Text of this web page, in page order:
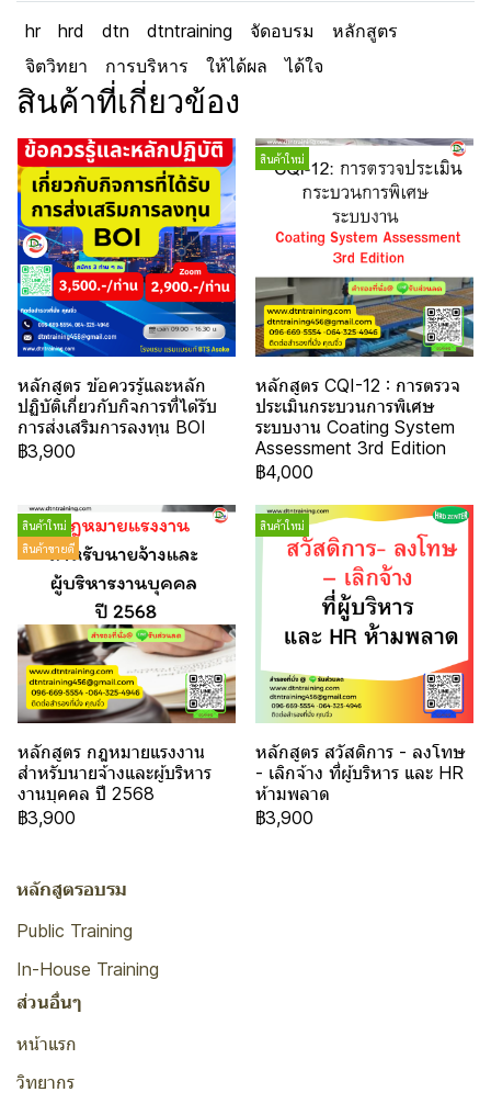
hr hrd dtn dtntraining จัดอบรม
หลักสูตร
จิตวิทยา
การบริหาร ให้ได้ผล ได้ใจ
สินค้าที่เกี่ยวข้อง
หลักสูตร ข้อควรรู้และหลัก
ปฏิบัติเกี่ยวกับกิจการที่ได้รับ
การส่งเสริมการลงทุน BOI
฿3,900
สินค้าใหม่
หลักสูตร CQI-12 : การตรวจ
ประเมินกระบวนการพิเศษ
ระบบงาน Coating System
Assessment 3rd Edition
฿4,000
สินค้าใหม่
สินค้าขายดี
หลักสูตร กฎหมายแรงงาน
สำหรับนายจ้างและผู้บริหาร
งานบุคคล ปี 2568
฿3,900
สินค้าใหม่
หลักสูตร สวัสดิการ - ลงโทษ
- เลิกจ้าง ที่ผู้บริหาร และ HR
ห้ามพลาด
฿3,900
หลักสูตรอบรม
Public Training
In-House Training
ส่วนอื่นๆ
หน้าแรก
วิทยากร